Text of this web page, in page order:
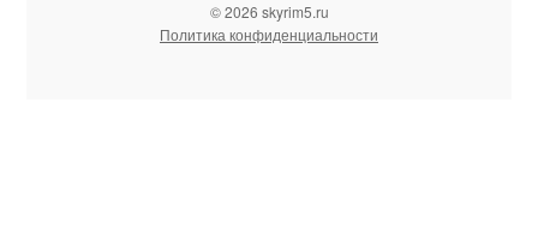
© 2026 skyrim5.ru
Политика конфиденциальности